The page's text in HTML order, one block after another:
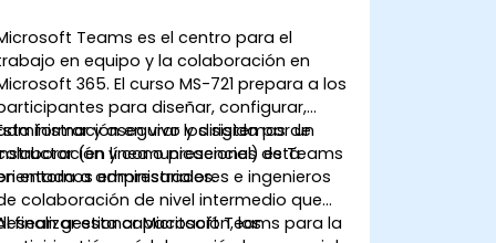
Teams es el centro para el
en equipo y la colaboración en
365. El curso MS-721 prepara a los
para diseñar, configurar,
y asegurar los sistemas de
y comunicaciones de Teams
entornos empresariales.
formación en vivo y dirigida por un
(en línea o presencial) está
a administradores e ingenieros
colaboración de nivel intermedio que
gestionar Microsoft Teams para la
finalizar esta capacitación, los